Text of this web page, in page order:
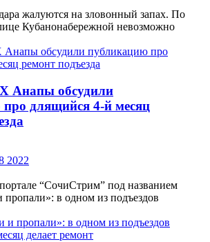
жалуются на зловонный запах. По
Кубанонабережной невозможно
Анапы обсудили
длящийся 4-й месяц
2022
“СочиСтрим” под названием
в одном из подъездов